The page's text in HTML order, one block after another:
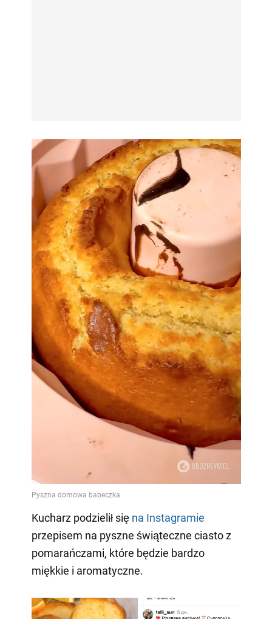
Kucharz podzielił się na Instagramie
przepisem na pyszne świąteczne ciasto z
pomarańczami, które będzie bardzo
miękkie i aromatyczne.